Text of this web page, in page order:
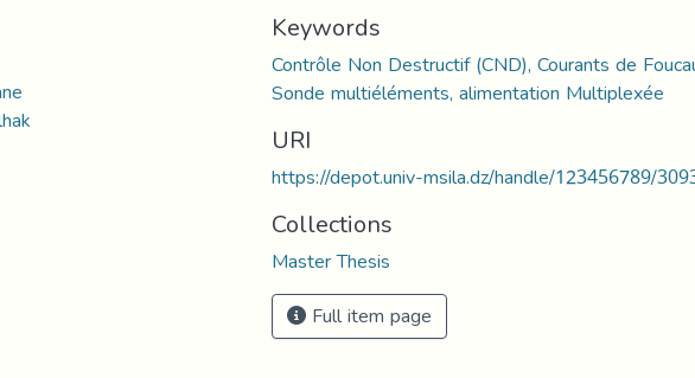
Keywords
Contrôle Non Destructif (CND), Courants de
Sonde multiéléments, alimentation Multiplexée
URI
https://depot.univ-msila.dz/handle/123456789/
Collections
Master Thesis
Full item page